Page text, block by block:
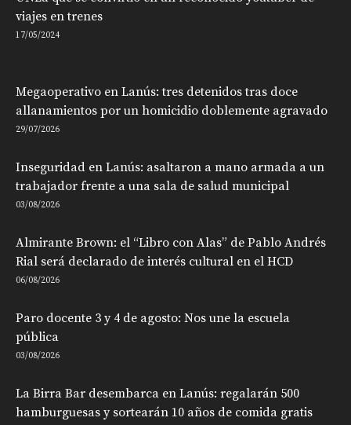
viajes en trenes
17/05/2024
Megaoperativo en Lanús: tres detenidos tras doce
allanamientos por un homicidio doblemente agravado
29/07/2026
Inseguridad en Lanús: asaltaron a mano armada a un
trabajador frente a una sala de salud municipal
03/08/2026
Almirante Brown: el “Libro con Alas” de Pablo Andrés
Rial será declarado de interés cultural en el HCD
06/08/2026
Paro docente 3 y 4 de agosto: Nos une la escuela
pública
03/08/2026
La Birra Bar desembarca en Lanús: regalarán 500
hamburguesas y sortearán 10 años de comida gratis